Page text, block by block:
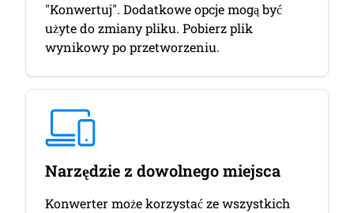
"Konwertuj". Dodatkowe opcje mogą być
użyte do zmiany pliku. Pobierz plik
wynikowy po przetworzeniu.
Narzędzie z dowolnego miejsca
Konwerter może korzystać ze wszystkich